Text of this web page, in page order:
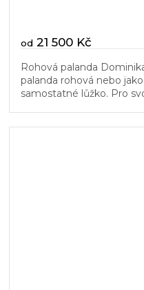
od 21 500 Kč
Rohová palanda
palanda rohová nebo
samostatné lůžko. Pro